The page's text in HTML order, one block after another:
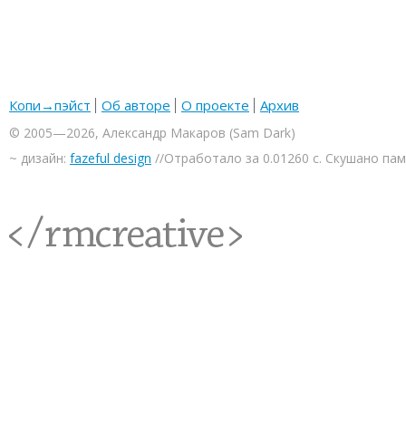
Копи→пэйст Об авторе О проекте Архив
© 2005—2026, Александр Макаров (Sam Dark)
~ дизайн: fazeful design //Отработало за 0.01260 с. Скушано
<rmcreative/>